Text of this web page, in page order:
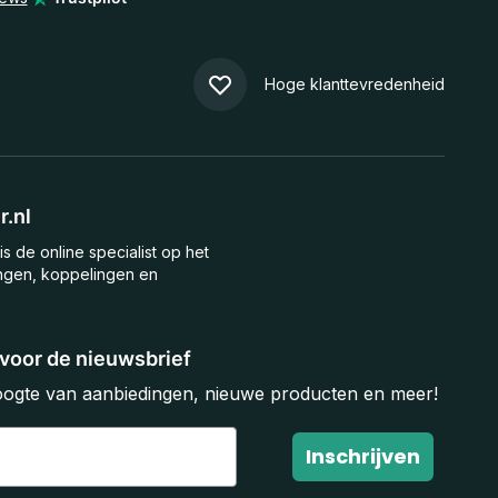
Hoge klanttevredenheid
de nieuwsbrief
van aanbiedingen, nieuwe producten en meer!
Inschrijven
de online specialist op het
koppelingen en